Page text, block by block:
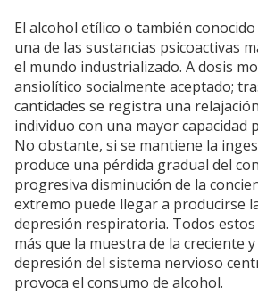
El alcohol etílico o también
una de las sustancias psicoactivas
el mundo industrializado. A dosis
ansiolítico socialmente aceptado;
cantidades se registra una
individuo con una mayor capacidad
No obstante, si se mantiene la
produce una pérdida gradual del
progresiva disminución de la
extremo puede llegar a producirse
depresión respiratoria. Todos
más que la muestra de la creciente
depresión del sistema nervioso
provoca el consumo de alcohol.